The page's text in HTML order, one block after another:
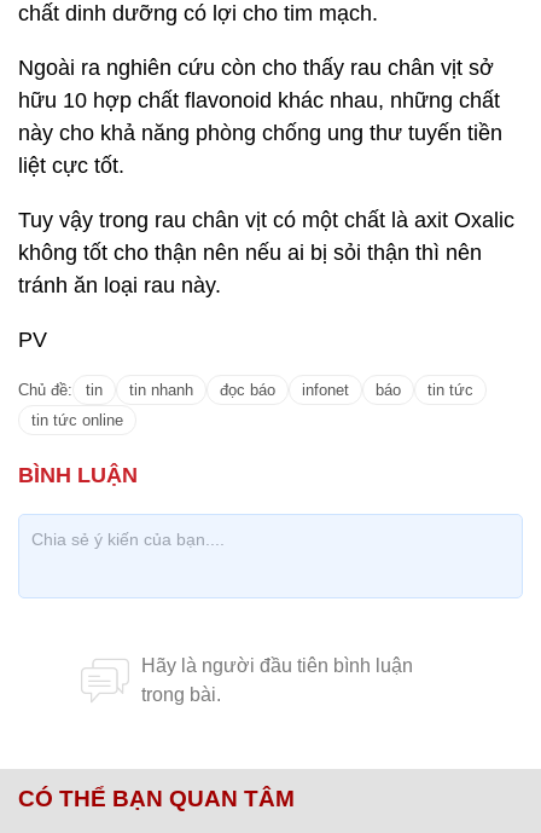
chất dinh dưỡng có lợi cho tim mạch.
Ngoài ra nghiên cứu còn cho thấy rau chân vịt sở
hữu 10 hợp chất flavonoid khác nhau, những chất
này cho khả năng phòng chống ung thư tuyến tiền
liệt cực tốt.
Tuy vậy trong rau chân vịt có một chất là axit Oxalic
không tốt cho thận nên nếu ai bị sỏi thận thì nên
tránh ăn loại rau này.
PV
Chủ đề: tin tin nhanh đọc báo infonet báo
tin tức
tin tức online
CÓ THỂ BẠN QUAN TÂM